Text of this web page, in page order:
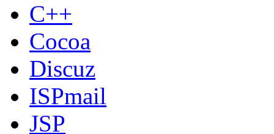
C++
Cocoa
Discuz
ISPmail
JSP